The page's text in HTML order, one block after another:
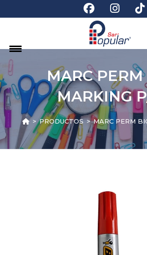
MARC PERM
MARKING
> PRODUCTOS > MARC PERM